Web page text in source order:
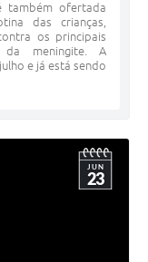
também ofertada
das crianças,
os principais
da meningite. A
e já está sendo
JUN
23